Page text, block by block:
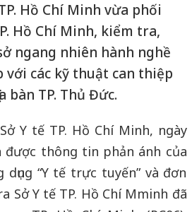
Hồ Chí Minh vừa phối
Hồ Chí Minh, kiểm tra,
ngang nhiên hành nghề
các kỹ thuật can thiệp
bàn TP. Thủ Đức.
Y tế TP. Hồ Chí Minh, ngày
được thông tin phản ánh của
“Y tế trực tuyến” và đơn
Sở Y tế TP. Hồ Chí Mminh đã